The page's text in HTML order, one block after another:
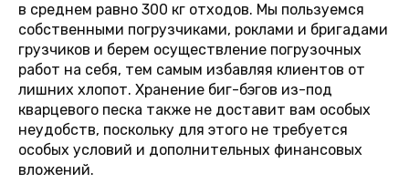
в среднем равно 300 кг отходов. Мы пользуемся
собственными погрузчиками, роклами и бригадами
грузчиков и берем осуществление погрузочных
работ на себя, тем самым избавляя клиентов от
лишних хлопот. Хранение биг-бэгов из-под
кварцевого песка также не доставит вам особых
неудобств, поскольку для этого не требуется
особых условий и дополнительных финансовых
вложений.